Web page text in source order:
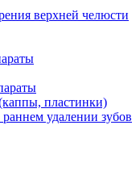
верхней челюсти
пластинки)
удалении зубов